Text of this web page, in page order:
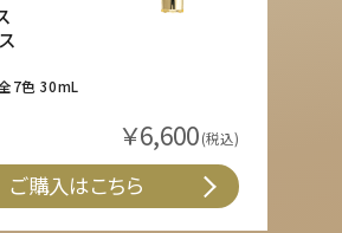
7色 30mL
￥6,600 (税込)
ご購入はこちら